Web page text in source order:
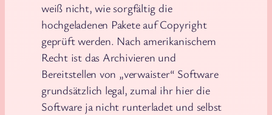
weiß nicht, wie sorgfältig die
hochgeladenen Pakete auf Copyright
geprüft werden. Nach amerikanischem
Recht ist das Archivieren und
Bereitstellen von „verwaister“ Software
grundsätzlich legal, zumal ihr hier die
Software ja nicht runterladet und selbst